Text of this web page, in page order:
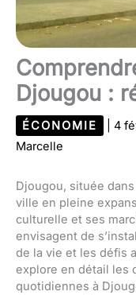
Djougou :
ÉCONOMIE 4
Marcelle
Djougou, située
ville en pleine
culturelle et ses
envisagent de
de la vie et les défis
explore en détail les
quotidiennes à